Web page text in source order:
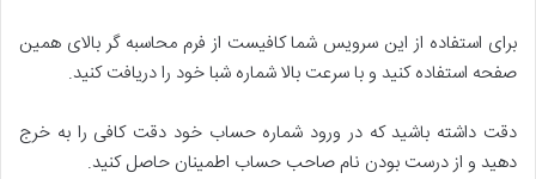
برای استفاده از این سرویس شما کافیست از فرم محاسبه گر بالای همین
صفحه استفاده کنید و با سرعت بالا شماره شبا خود را دریافت کنید.
دقت داشته باشید که در ورود شماره حساب خود دقت کافی را به خرج
دهید و از درست بودن نام صاحب حساب اطمینان حاصل کنید.